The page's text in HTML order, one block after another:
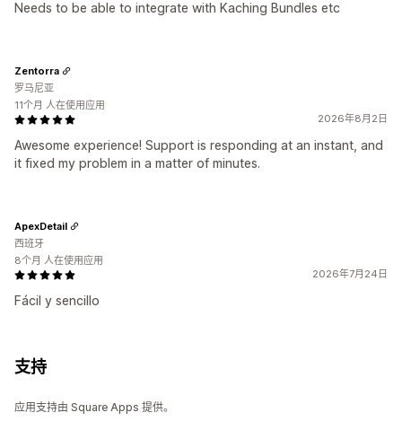
Needs to be able to integrate with Kaching Bundles etc
2026年8月2日
Awesome experience! Support is responding at an instant, and
it fixed my problem in a matter of minutes.
Zentorra
罗马尼亚
11个月 人在使用应用
2026年7月24日
Fácil y sencillo
ApexDetail
西班牙
8个月 人在使用应用
支持
应用支持由 Square Apps 提供。